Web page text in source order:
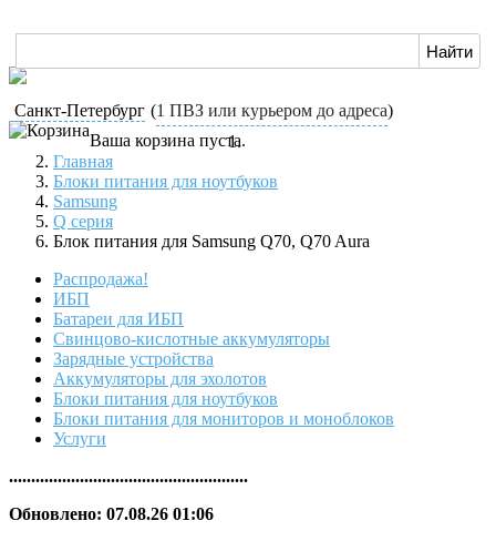
Санкт-Петербург (1 ПВЗ или курьером до адреса)
Ваша корзина пуста.
Главная
Блоки питания для ноутбуков
Samsung
Q серия
Блок питания для Samsung Q70, Q70 Aura
Распродажа!
ИБП
Батареи для ИБП
Свинцово-кислотные аккумуляторы
Зарядные устройства
Аккумуляторы для эхолотов
Блоки питания для ноутбуков
Блоки питания для мониторов и моноблоков
Услуги
......................................................
Обновлено: 07.08.26 01:06